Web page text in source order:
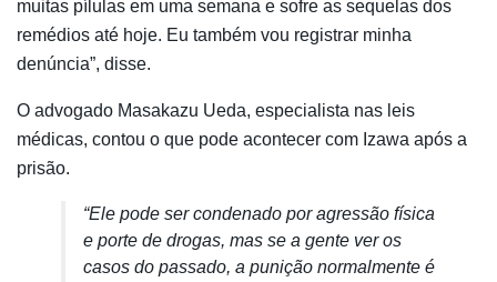
muitas pílulas em uma semana e sofre as sequelas dos
remédios até hoje. Eu também vou registrar minha
denúncia”, disse.
O advogado Masakazu Ueda, especialista nas leis
médicas, contou o que pode acontecer com Izawa após a
prisão.
“Ele pode ser condenado por agressão física
e porte de drogas, mas se a gente ver os
casos do passado, a punição normalmente é